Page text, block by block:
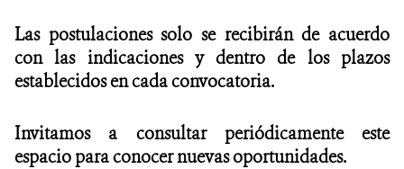
DONA
Las postulaciones solo se recibirán de acuerdo
con las indicaciones y dentro de los plazos
establecidos en cada convocatoria.
Invitamos a consultar periódicamente este
espacio para conocer nuevas oportunidades.